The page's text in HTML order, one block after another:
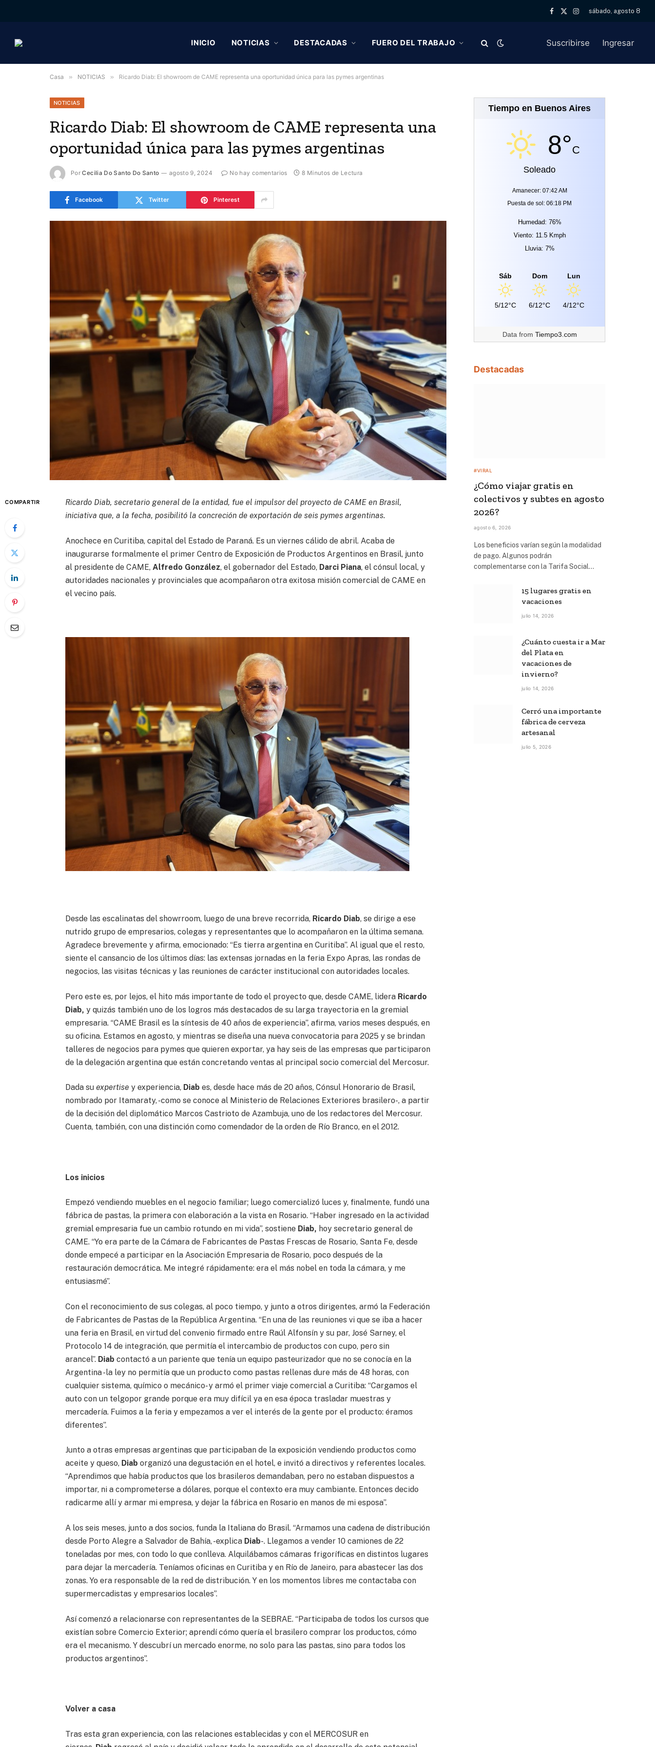
Facebook
X
Instagram
sábado, agosto 8
INICIO NOTICIAS DESTACADAS FUERO DEL TRABAJO Suscribirse Ingresar
Casa » NOTICIAS » Ricardo Diab: El showroom de CAME representa una oportunidad única para las pymes argentinas
NOTICIAS
Ricardo Diab: El showroom de CAME representa una
oportunidad única para las pymes argentinas
Por Cecilia Do Santo Do Santo agosto 9, 2024 No hay comentarios 8 Minutos de Lectura
Facebook Twitter Pinterest
COMPARTIR
Ricardo Diab, secretario general de la entidad, fue el impulsor del proyecto de CAME en Brasil,
iniciativa que, a la fecha, posibilitó la concreción de exportación de seis pymes argentinas.
Anochece en Curitiba, capital del Estado de Paraná. Es un viernes cálido de abril. Acaba de
inaugurarse formalmente el primer Centro de Exposición de Productos Argentinos en Brasil, junto
al presidente de CAME, Alfredo González, el gobernador del Estado, Darci Piana, el cónsul local, y
autoridades nacionales y provinciales que acompañaron otra exitosa misión comercial de CAME en
el vecino país.
Desde las escalinatas del showrroom, luego de una breve recorrida, Ricardo Diab, se dirige a ese
nutrido grupo de empresarios, colegas y representantes que lo acompañaron en la última semana.
Agradece brevemente y afirma, emocionado: “Es tierra argentina en Curitiba”. Al igual que el resto,
siente el cansancio de los últimos días: las extensas jornadas en la feria Expo Apras, las rondas de
negocios, las visitas técnicas y las reuniones de carácter institucional con autoridades locales.
Pero este es, por lejos, el hito más importante de todo el proyecto que, desde CAME, lidera Ricardo
Diab,y quizás también uno de los logros más destacados de su larga trayectoria en la gremial
empresaria. “CAME Brasil es la síntesis de 40 años de experiencia”, afirma, varios meses después, en
su oficina. Estamos en agosto, y mientras se diseña una nueva convocatoria para 2025 y se brindan
talleres de negocios para pymes que quieren exportar, ya hay seis de las empresas que participaron
de la delegación argentina que están concretando ventas al principal socio comercial del Mercosur.
Dada suexpertise y experiencia, Diab es, desde hace más de 20 años, Cónsul Honorario de Brasil,
nombrado por Itamaraty, -como se conoce al Ministerio de Relaciones Exteriores brasilero-, a partir
de la decisión del diplomático Marcos Castrioto de Azambuja, uno de los redactores del Mercosur.
Cuenta, también, con una distinción como comendador de la orden de Río Branco, en el 2012.
Los inicios
Empezó vendiendo muebles en el negocio familiar; luego comercializó luces y, finalmente, fundó una
fábrica de pastas, la primera con elaboración a la vista en Rosario. “Haber ingresado en la actividad
gremial empresaria fue un cambio rotundo en mi vida”, sostiene Diab, hoy secretario general de
CAME. “Yo era parte de la Cámara de Fabricantes de Pastas Frescas de Rosario, Santa Fe, desde
donde empecé a participar en la Asociación Empresaria de Rosario, poco después de la
restauración democrática. Me integré rápidamente: era el más nobel en toda la cámara, y me
entusiasmé”.
Con el reconocimiento de sus colegas, al poco tiempo, y junto a otros dirigentes, armó la Federación
de Fabricantes de Pastas de la República Argentina. “En una de las reuniones vi que se iba a hacer
una feria en Brasil, en virtud del convenio firmado entre Raúl Alfonsín y su par, José Sarney, el
Protocolo 14 de integración, que permitía el intercambio de productos con cupo, pero sin
arancel”. Diab contactó a un pariente que tenía un equipo pasteurizador que no se conocía en la
Argentina -la ley no permitía que un producto como pastas rellenas dure más de 48 horas, con
cualquier sistema, químico o mecánico- y armó el primer viaje comercial a Curitiba: “Cargamos el
auto con un telgopor grande porque era muy difícil ya en esa época trasladar muestras y
mercadería. Fuimos a la feria y empezamos a ver el interés de la gente por el producto: éramos
diferentes”.
Junto a otras empresas argentinas que participaban de la exposición vendiendo productos como
aceite y queso, Diab organizó una degustación en el hotel, e invitó a directivos y referentes locales.
“Aprendimos que había productos que los brasileros demandaban, pero no estaban dispuestos a
importar, ni a comprometerse a dólares, porque el contexto era muy cambiante. Entonces decido
radicarme allí y armar mi empresa, y dejar la fábrica en Rosario en manos de mi esposa”.
A los seis meses, junto a dos socios, funda la Italiana do Brasil. “Armamos una cadena de distribución
desde Porto Alegre a Salvador de Bahía, -explica Diab-. Llegamos a vender 10 camiones de 22
toneladas por mes, con todo lo que conlleva. Alquilábamos cámaras frigoríficas en distintos lugares
para dejar la mercadería. Teníamos oficinas en Curitiba y en Río de Janeiro, para abastecer las dos
zonas. Yo era responsable de la red de distribución. Y en los momentos libres me contactaba con
supermercadistas y empresarios locales”.
Así comenzó a relacionarse con representantes de la SEBRAE. “Participaba de todos los cursos que
existían sobre Comercio Exterior; aprendí cómo quería el brasilero comprar los productos, cómo
era el mecanismo. Y descubrí un mercado enorme, no solo para las pastas, sino para todos los
productos argentinos”.
Volver a casa
Tras esta gran experiencia, con las relaciones establecidas y con el MERCOSUR en
Tiempo en Buenos Aires
8°C
Soleado
Amanecer: 07:42 AM
Puesta de sol: 06:18 PM
Humedad: 76%
Viento: 11.5 Kmph
Lluvia: 7%
Sáb
5/12°C
Dom
6/12°C
Lun
4/12°C
Data from Tiempo3.com
Destacadas
#VIRAL
¿Cómo viajar gratis en
colectivos y subtes en agosto
2026?
agosto 6, 2026
Los beneficios varían según la modalidad
de pago. Algunos podrán
complementarse con la Tarifa Social…
15 lugares gratis en
vacaciones
julio 14, 2026
¿Cuánto cuesta ir a Mar
del Plata en
vacaciones de
invierno?
julio 14, 2026
Cerró una importante
fábrica de cerveza
artesanal
julio 5, 2026